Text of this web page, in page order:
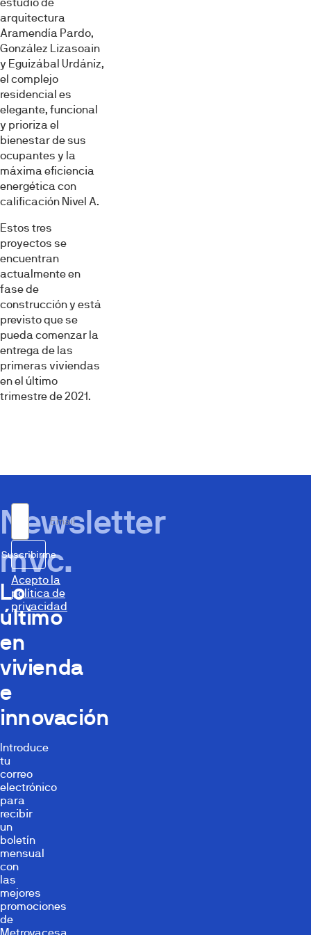
arquitectura
Aramendía Pardo,
González Lizasoain
y Eguizábal Urdániz,
el complejo
residencial es
elegante, funcional
y prioriza el
bienestar de sus
ocupantes y la
máxima eficiencia
energética con
calificación Nivel A.
Estos tres
proyectos se
encuentran
actualmente en
fase de
construcción y está
previsto que se
pueda comenzar la
entrega de las
primeras viviendas
en el último
trimestre de 2021.
Newsletter
mvc.
Lo
último
en
vivienda
e
innovación
Introduce
tu
correo
electrónico
para
recibir
un
boletín
mensual
con
las
mejores
promociones
de
Email
Suscribirme
Acepto la
política de
privacidad